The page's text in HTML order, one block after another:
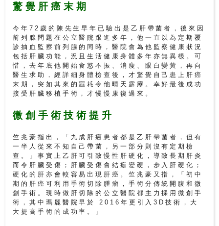
家
院
中
醫
醫
院
驚覺肝癌末期
今年72歲的陳先生早年已驗出是乙肝帶菌者，後來因
前列腺問題在公立醫院跟進多年，他一直以為定期覆
診抽血監察前列腺的同時，醫院會為他監察健康狀況
包括肝臟功能，況且生活健康身體多年亦無異樣。可
惜，去年底他開始食慾不振、消瘦、眼白變黃，再向
醫生求助，經詳細身體檢查後，才驚覺自己患上肝癌
末期，突如其來的噩耗令他晴天霹靂。幸好最後成功
接受肝臟移植手術，才慢慢康復過來。
微創手術技術提升
竺兆豪指出，「九成肝癌患者都是乙肝帶菌者，但有
一半人從來不知自己帶菌，另一部分則沒有定期檢
查。」事實上乙肝可引致慢性肝硬化，導致長期肝炎
而令肝臟受傷；肝臟受傷會結痂變硬，步入肝硬化；
硬化的肝亦會較容易出現肝癌。竺兆豪又指，「初中
期的肝癌可利用手術切除腫瘤，手術分傳統開腹和微
創手術。現時做肝切除的公立醫院都主力採用微創手
術，其中瑪麗醫院早於 2016年更引入3D技術，大
大提高手術的成功率。」